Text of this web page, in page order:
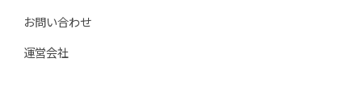
お問い合わせ
運営会社